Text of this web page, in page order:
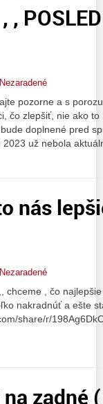
Nezaradené
pozorne a s
čo zlepšiť, nie ako to
doplnené pred
2023 už nebola
nás
Nezaradené
chceme , čo
nakradnúť a ešte
share/r/
zadné